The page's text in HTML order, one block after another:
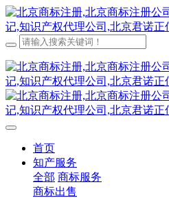
首页
知产服务
全部 商标服务
商标出售